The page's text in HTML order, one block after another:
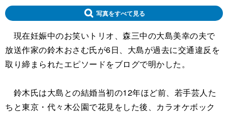
写真をすべて見る
現在妊娠中のお笑いトリオ、森三中の大島美幸の夫で
放送作家の鈴木おさむ氏が6日、大島が過去に交通違反を
取り締まられたエピソードをブログで明かした。
鈴木氏は大島との結婚当初の12年ほど前、若手芸人た
ちと東京・代々木公園で花見をした後、カラオケボック